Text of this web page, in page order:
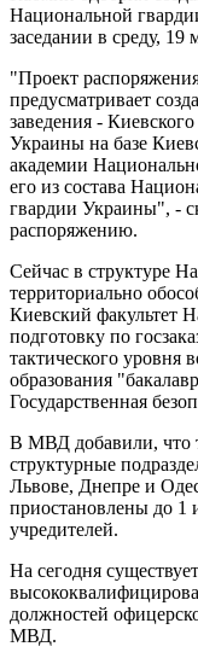
Национальной
заседании в среду, 19
"Проект
предусматривает
заведения -
Украины на базе
академии
его из состава
гвардии Украины", -
распоряжению.
Сейчас в структуре
территориально
Киевский факультет
подготовку по
тактического уровня
образования
Государственная
В МВД добавили, что
структурные
Львове, Днепре и
приостановлены до
учредителей.
На сегодня
должностей
МВД.